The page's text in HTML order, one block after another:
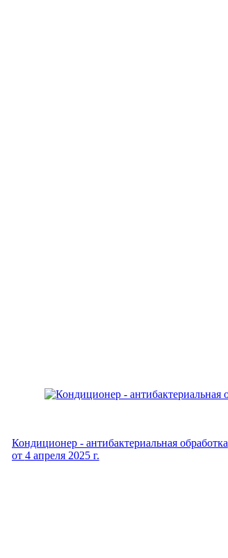
Кондиционер - антибактериальная обработка
от 4 апреля 2025 г.